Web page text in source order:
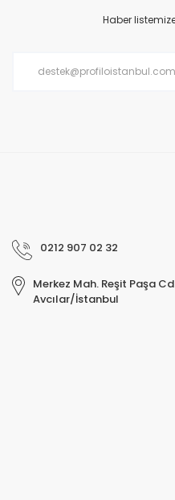
Haber
0212 907 02 32
Merkez Mah. Reşit Paşa
Avcılar/İstanbul